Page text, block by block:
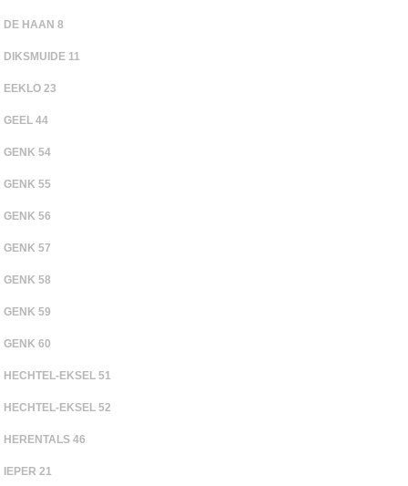
DE HAAN 8
DIKSMUIDE 11
EEKLO 23
GEEL 44
GENK 54
GENK 55
GENK 56
GENK 57
GENK 58
GENK 59
GENK 60
HECHTEL-EKSEL 51
HECHTEL-EKSEL 52
HERENTALS 46
IEPER 21